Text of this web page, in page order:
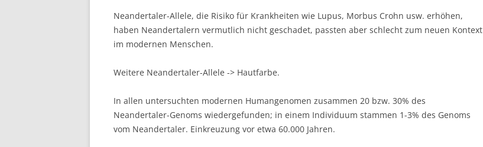
Neandertaler-Allele, die Risiko für Krankheiten wie Lupus, Morbus Crohn usw. erhöhen,
haben Neandertalern vermutlich nicht geschadet, passten aber schlecht zum neuen Kontext
im modernen Menschen.
Weitere Neandertaler-Allele -> Hautfarbe.
In allen untersuchten modernen Humangenomen zusammen 20 bzw. 30% des
Neandertaler-Genoms wiedergefunden; in einem Individuum stammen 1-3% des Genoms
vom Neandertaler. Einkreuzung vor etwa 60.000 Jahren.